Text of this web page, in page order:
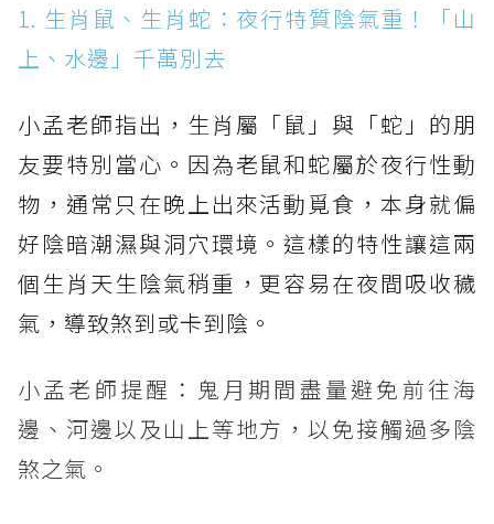
1. 生肖鼠、生肖蛇：夜行特質陰氣重！「山
上、水邊」千萬別去
小孟老師指出，生肖屬「鼠」與「蛇」的朋
友要特別當心。因為老鼠和蛇屬於夜行性動
物，通常只在晚上出來活動覓食，本身就偏
好陰暗潮濕與洞穴環境。這樣的特性讓這兩
個生肖天生陰氣稍重，更容易在夜間吸收穢
氣，導致煞到或卡到陰。
小孟老師提醒：鬼月期間盡量避免前往海
邊、河邊以及山上等地方，以免接觸過多陰
煞之氣。